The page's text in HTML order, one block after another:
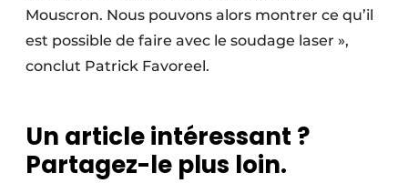
Mouscron. Nous pouvons alors montrer ce qu’il
est possible de faire avec le soudage laser »,
conclut Patrick Favoreel.
Un article intéressant ?
Partagez-le plus loin.